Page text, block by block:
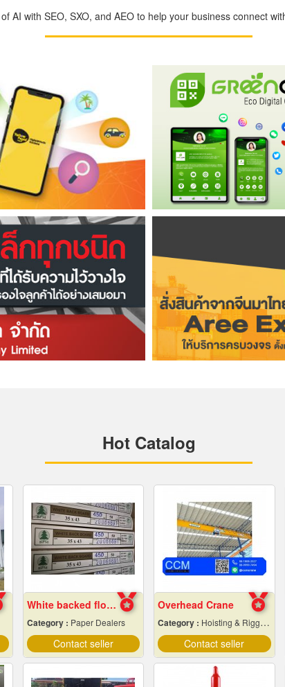
AI with SEO, SXO, and AEO to help your business connect
Hot Catalog
White backed flour box paper
Category : Paper Dealers
Contact seller
Overhead Crane
Category : Hoisting & Rigging Equipment
Contact seller